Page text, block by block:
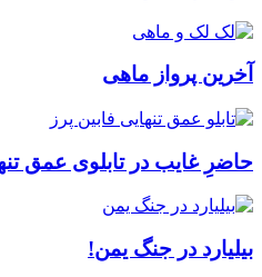
آخرین پرواز ماهی
حاضرِ غایب در تابلوی عمق
بیلیارد در جنگ یمن!